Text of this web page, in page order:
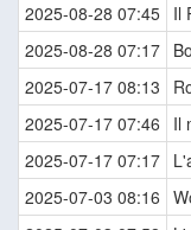
2025-08-28 07:45 Il
2025-08-28 07:17
2025-07-17 08:13
2025-07-17 07:46
Il
2025-07-17 07:17
2025-07-03 08:16